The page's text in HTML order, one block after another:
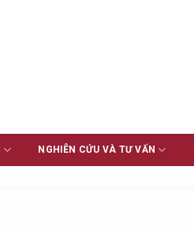
NGHIÊN CỨU VÀ TƯ VẤN